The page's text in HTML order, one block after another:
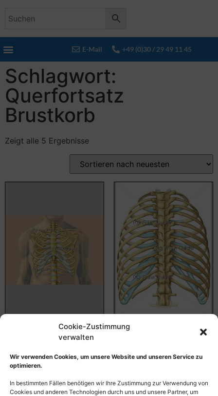
Cookie-Zustimmung
verwalten
Wir verwenden Cookies, um unsere Website und unseren Service zu
optimieren.
In bestimmten Fällen benötigen wir Ihre Zustimmung zur Verwendung von
Cookies und anderen Technologien durch uns und unsere Partner, um
E-Mail +49 (0)30 / 29 49 11 45
Schlagwort:
Querfortsatz
Brustkorb
Zeigt alle 5 Ergebnisse
Knöcherne Brustkorb
Brustwirbelsäule
55,00€–135,00
Bildnummer: 3515
Anatomie Brustkorb von
Wirbelsäule und Rippen
Bildnummer: 2582